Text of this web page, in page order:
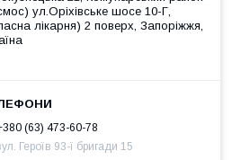
ул.Оріхівське шосе 10-Г,
лікарня) 2 поверх, Запоріжжя,
(63) 473-60-78
Героїв 93-ї бригади 15